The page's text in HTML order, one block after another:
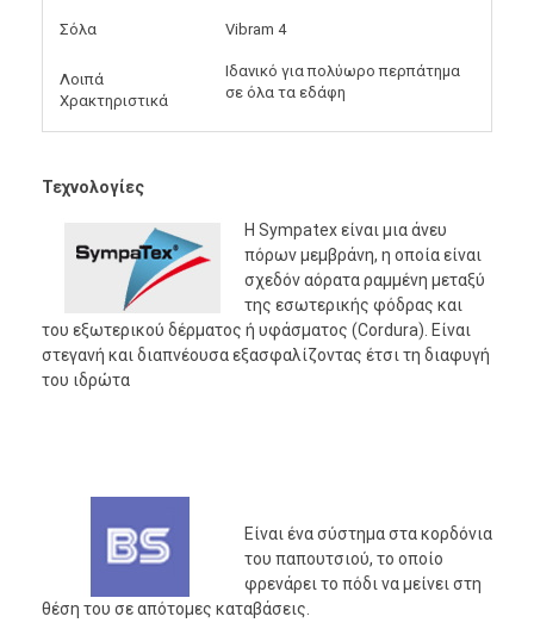
Σόλα Vibram 4
Λοιπά
Χρακτηριστικά
Ιδανικό για πολύωρο περπάτημα
σε όλα τα εδάφη
Τεχνολογίες
Η Sympatex είναι μια άνευ
πόρων μεμβράνη, η οποία είναι
σχεδόν αόρατα ραμμένη μεταξύ
της εσωτερικής φόδρας και
του εξωτερικού δέρματος ή υφάσματος (Cordura). Είναι
στεγανή και διαπνέουσα εξασφαλίζοντας έτσι τη διαφυγή
του ιδρώτα
Είναι ένα σύστημα στα κορδόνια
του παπουτσιού, το οποίο
φρενάρει το πόδι να μείνει στη
θέση του σε απότομες καταβάσεις.